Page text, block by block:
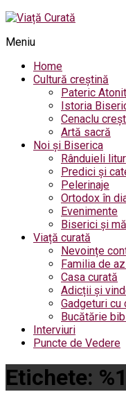
Meniu
Home
Cultură creștină
Pateric Atonit
Istoria
Cenaclu
Artă sacră
Noi și Biserica
Rânduieli
Predici și
Pelerinaje
Ortodox în
Evenimente
Biserici și
Viață curată
Nevoințe
Familia de
Casa curată
Adicții și
Gadgeturi cu
Bucătărie
Interviuri
Puncte de Vedere
Etichete: